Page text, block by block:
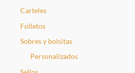
Carteles
Folletos
Sobres y bolsitas
Personalizados